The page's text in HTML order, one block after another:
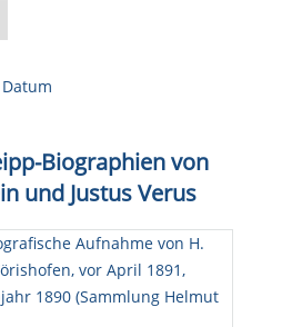
Datum
Biographien von
und Justus Verus